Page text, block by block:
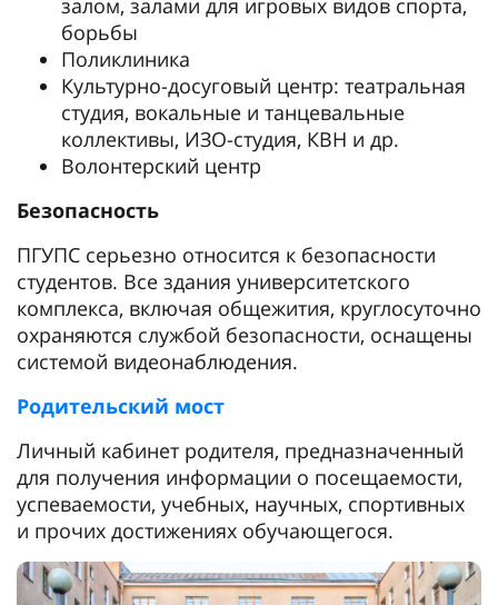
залом, залами для игровых видов спорта,
борьбы
Поликлиника
Культурно-досуговый центр: театральная
студия, вокальные и танцевальные
коллективы, ИЗО-студия, КВН и др.
Волонтерский центр
Безопасность
ПГУПС серьезно относится к безопасности
студентов. Все здания университетского
комплекса, включая общежития, круглосуточно
охраняются службой безопасности, оснащены
системой видеонаблюдения.
Родительский мост
Личный кабинет родителя, предназначенный
для получения информации о посещаемости,
успеваемости, учебных, научных, спортивных
и прочих достижениях обучающегося.